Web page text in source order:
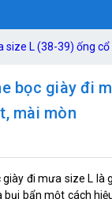
size L (38-39) ống
bọc giày đi
mài mòn
giày đi mưa size L
bẩn một cách